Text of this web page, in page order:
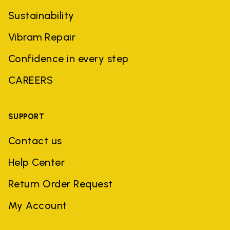
Sustainability
Vibram Repair
Confidence in every step
CAREERS
SUPPORT
Contact us
Help Center
Return Order Request
My Account